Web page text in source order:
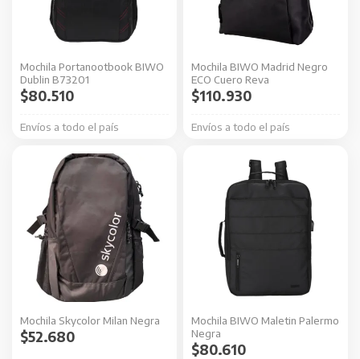
Mochila Portanootbook BIWO
Dublin B73201
Envíos a todo el país
$80.510
Mochila BIWO Madrid Negro
ECO Cuero Reva
Envíos a todo el país
$110.930
Mochila Skycolor Milan Negra
$52.680
Mochila BIWO Maletin Palermo
Negra
$80.610